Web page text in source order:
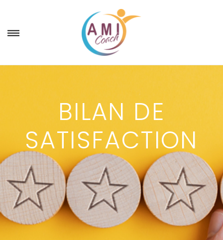
BILAN DE
SATISFACTION